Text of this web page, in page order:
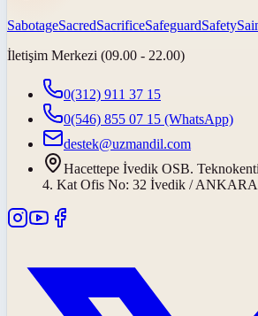
SabotageSacredSacrificeSafeguardSafety
İletişim Merkezi (09.00 - 22.00)
0(312) 911 37 15
0(546) 855 07 15 (WhatsApp)
destek@uzmandil.com
Hacettepe İvedik OSB.
4. Kat Ofis No: 32 İvedik / ANKARA